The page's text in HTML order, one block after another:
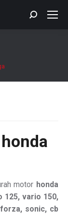
Search:
honda
motor honda
125, vario 150,
sonic, cb